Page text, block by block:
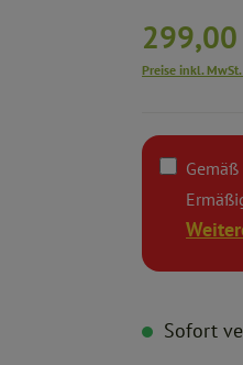
Preise inkl.
Sofort